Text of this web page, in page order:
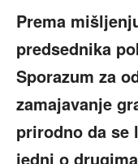
Prema
predsednika
Sporazum za
zamajavanje
prirodno da se
jedni o